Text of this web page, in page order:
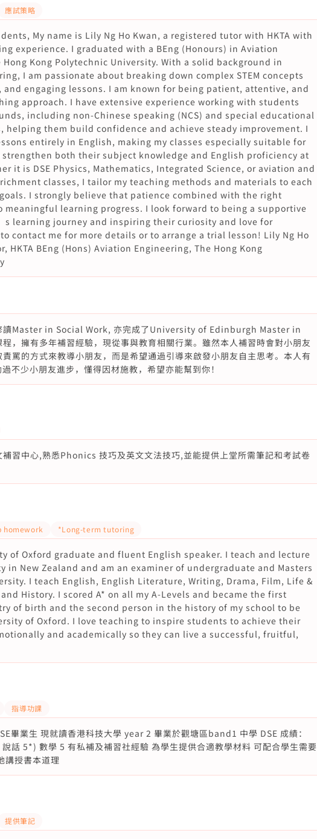
應試策略
My name is Lily Ng Ho Kwan, a registered tutor with HKTA with
experience. I graduated with a BEng (Honours) in Aviation
Kong Polytechnic University. With a solid background in
I am passionate about breaking down complex STEM concepts
engaging lessons. I am known for being patient, attentive, and
approach. I have extensive experience working with students
including non-Chinese speaking (NCS) and special educational
helping them build confidence and achieve steady improvement. I
entirely in English, making my classes especially suitable for
both their subject knowledge and English proficiency at
it is DSE Physics, Mathematics, Integrated Science, or aviation and
classes, I tailor my teaching methods and materials to each
I strongly believe that patience combined with the right
meaningful learning progress. I look forward to being a supportive
learning journey and inspiring their curiosity and love for
contact me for more details or to arrange a trial lesson! Lily Ng Ho
HKTA BEng (Hons) Aviation Engineering, The Hong Kong
讀Master in Social Work, 亦完成了University of Edinburgh Master in
擁有多年補習經驗，現從事與教育相關行業。雖然本人補習時會對小朋友
罵的方式來教導小朋友，而是希望通過引導來啟發小朋友自主思考。本人有
不少小朋友進步，懂得因材施教，希望亦能幫到你！
習中心,熟悉Phonics 技巧及英文文法技巧,並能提供上堂所需筆記和考試卷
homework *Long-term tutoring
of Oxford graduate and fluent English speaker. I teach and lecture
in New Zealand and am an examiner of undergraduate and Masters
I teach English, English Literature, Writing, Drama, Film, Life &
History. I scored A* on all my A-Levels and became the first
of birth and the second person in the history of my school to be
of Oxford. I love teaching to inspire students to achieve their
and academically so they can live a successful, fruitful,
指導功課
畢業生 現就讀香港科技大學 year 2 畢業於觀塘區band1 中學 DSE 成績：
話 5*) 數學 5 有私補及補習社經驗 為學生提供合適教學材料 可配合學生需要
講授書本道理
提供筆記